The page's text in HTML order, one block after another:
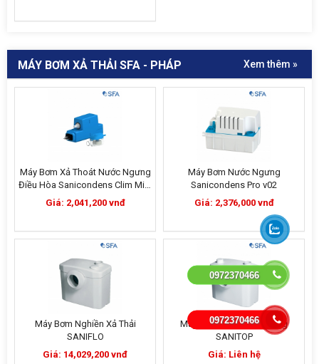
MÁY BƠM XẢ THẢI SFA - PHÁP Xem thêm »
Máy Bơm Xả Thoát Nước Ngưng
Điều Hòa Sanicondens Clim Mini
S
Giá: 2,041,200 vnđ
Máy Bơm Nước Ngưng
Sanicondens Pro v02
Giá: 2,376,000 vnđ
Máy Bơm Nghiền Xả Thải
SANIFLO
Giá: 14,029,200 vnđ
Máy Bơm Xả Thải Đa Năng
SANITOP
Giá: Liên hệ
0972370466
0972370466